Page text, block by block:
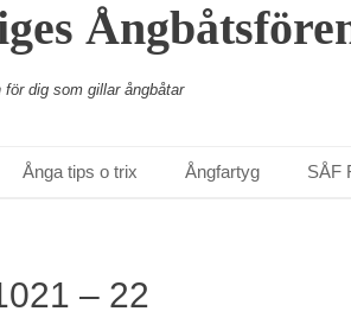
för dig som gillar ångbåtar
Ånga tips o trix Ångfartyg SÅF
– 22